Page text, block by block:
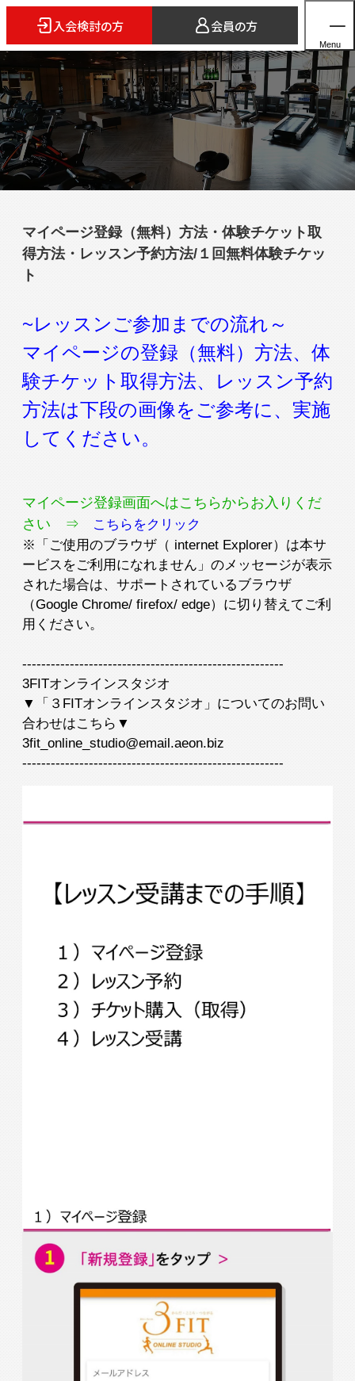
入会検討の方 会員の方
Menu
ホーム
店舗検索
3FITとは
よくあるご質問
法人会員のご案内
入会検討の方 会員の方
公式SNSアカウント
マイページ登録（無料）方法・体験チケット取
得方法・レッスン予約方法/１回無料体験チケッ
ト
~レッスンご参加までの流れ～
マイページの登録（無料）方法、体
験チケット取得方法、レッスン予約
方法は下段の画像をご参考に、実施
してください。
マイページ登録画面へはこちらからお入りくだ
さい ⇒
こちらをクリック
※「ご使用のブラウザ（ internet Explorer）は本サ
ービスをご利用になれません」のメッセージが表示
された場合は、サポートされているブラウザ
（Google Chrome/ firefox/ edge）に切り替えてご利
用ください。
-------------------------------------------------------
3FITオンラインスタジオ
▼「３FITオンラインスタジオ」についてのお問い
合わせはこちら▼
3fit_online_studio@email.aeon.biz
-------------------------------------------------------